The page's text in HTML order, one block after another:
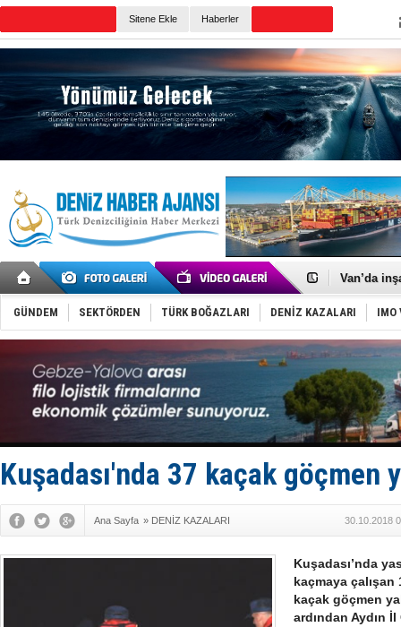
Sitene Ekle Haberler
Van’da
ASEAN ilk
TAYK -
İstanbul
Tersane
İngiliz
FESCO,
DESE,
35 milyon
Yüzyıl
GÜNDEM SEKTÖRDEN TÜRK BOĞAZLARI DENİZ KAZALARI IMO
Kuşadası'nda 37 kaçak göçmen
Ana Sayfa » DENİZ KAZALARI 30.10.2018
Kuşadası’nda
kaçmaya çalışan
kaçak göçmen
ardından Aydın